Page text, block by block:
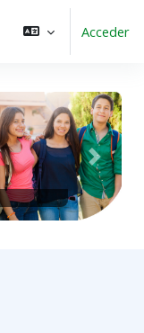
Acceder